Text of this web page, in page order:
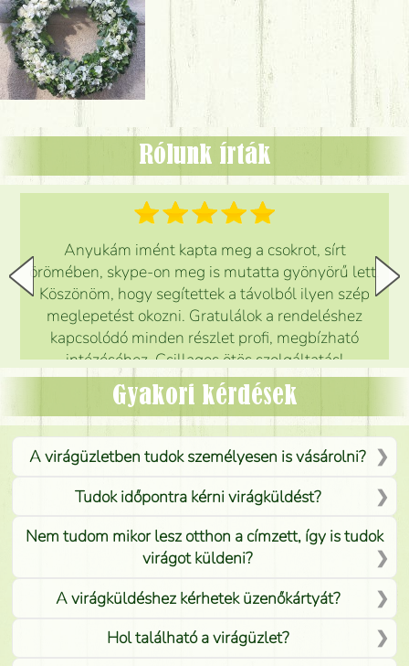
Rólunk írták
Anyukám imént kapta meg a csokrot, sírt
örömében, skype-on meg is mutatta gyönyörű lett.
Köszönöm, hogy segítettek a távolból ilyen szép
meglepetést okozni. Gratulálok a rendeléshez
kapcsolódó minden részlet profi, megbízható
intézéséhez. Csillagos ötös szolgáltatás!
Mónika
Gyakori kérdések
A virágüzletben tudok személyesen is vásárolni?
Tudok időpontra kérni virágküldést?
Nem tudom mikor lesz otthon a címzett, így is tudok
virágot küldeni?
A virágküldéshez kérhetek üzenőkártyát?
Hol található a virágüzlet?